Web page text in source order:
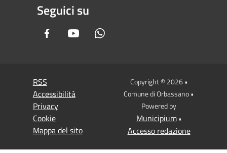
Seguici su
FacebookYoutube
RSS
Accessibilità
Privacy
Cookie
Mappa del sito
Copyright © 2026 •
Comune di Orbassano •
Powered by
Municipium•
Accesso redazione